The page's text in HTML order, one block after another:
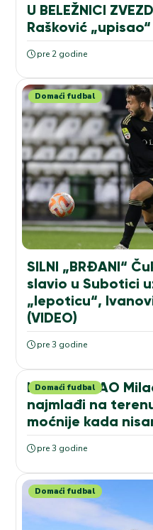
U BELEŽNICI
Rašković
pre 2 godine
Domaći fudbal
SILNI „BRĐANI“
slavio u Subotici
„lepoticu“,
(VIDEO)
pre 3 godine
Domaći fudbal
NIJE NAVIKAO
najmlađi na
moćnije kada
pre 3 godine
Domaći fudbal